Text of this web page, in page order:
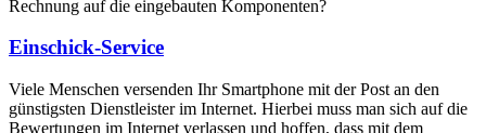
Rechnung auf die eingebauten Komponenten?
Einschick-Service
Viele Menschen versenden Ihr Smartphone mit der Post an den
günstigsten Dienstleister im Internet. Hierbei muss man sich auf die
Bewertungen im Internet verlassen und hoffen, dass mit dem